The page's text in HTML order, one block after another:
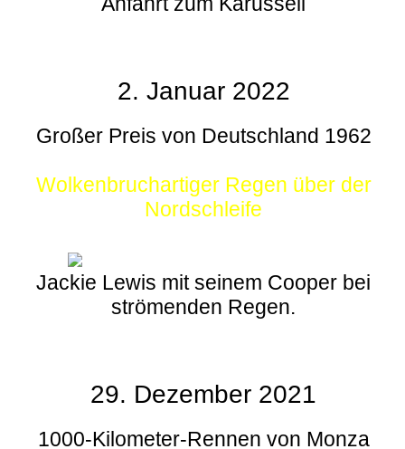
2. Januar 2022
Großer Preis von Deutschland 1962
Wolkenbruchartiger Regen über der
Nordschleife
Jackie Lewis mit seinem Cooper bei
strömenden Regen.
29. Dezember 2021
1000-Kilometer-Rennen von Monza